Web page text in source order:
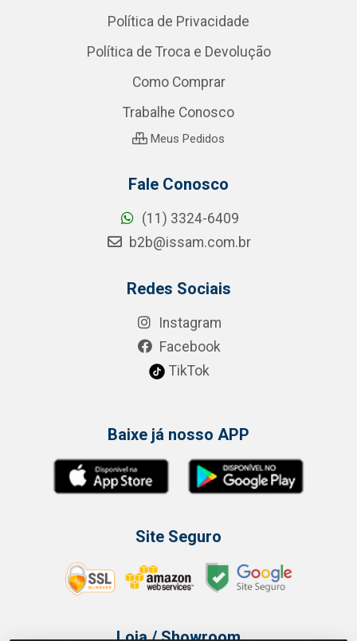
Política de Privacidade
Política de Troca e Devolução
Como Comprar
Trabalhe Conosco
Meus Pedidos
Fale Conosco
(11) 3324-6409
b2b@issam.com.br
Redes Sociais
Instagram
Facebook
TikTok
Baixe já nosso APP
Site Seguro
Loja / Showroom